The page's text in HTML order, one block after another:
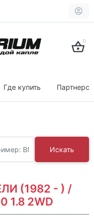
0
Где купить
Искать
(1982 - ) /
1.8 2WD